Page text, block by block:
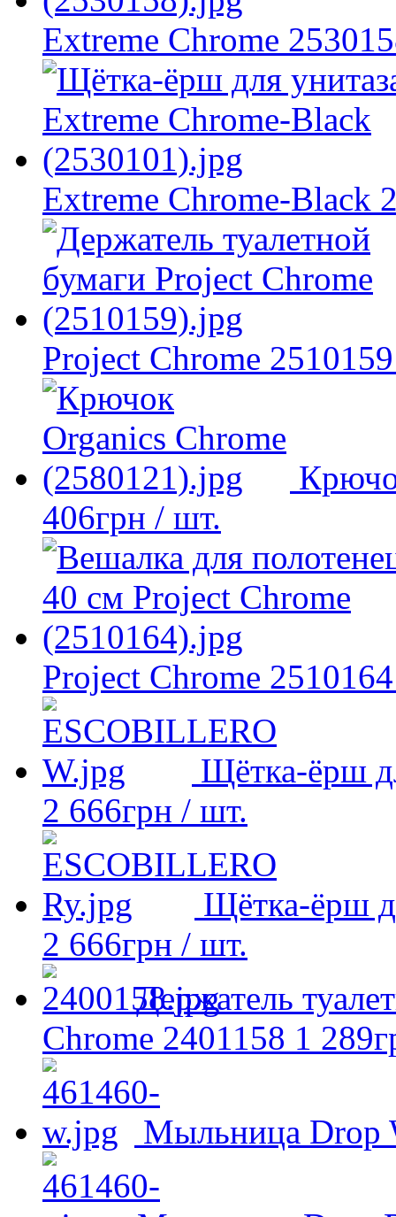
Extreme Chrome
Extreme Chrome-Black
Project Chrome 2510159
406грн / шт.
Project Chrome 2510164
Щётка-ёрш
2 666грн / шт.
Щётка-ёрш
2 666грн / шт.
Держатель
Chrome 2401158 1 289
Мыльница Drop